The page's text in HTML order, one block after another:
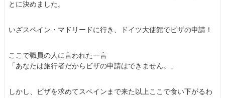
とに決めました。
いざスペイン・マドリードに行き、ドイツ大使館でビザの申請！
ここで職員の人に言われた一言
「あなたは旅行者だからビザの申請はできません。」
しかし、ビザを求めてスペインまで来た以上ここで食い下がるわ